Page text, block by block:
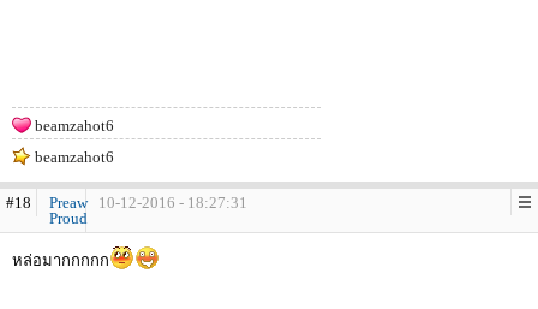
beamzahot6
beamzahot6
#18
Preaw
Proud
10-12-2016 - 18:27:31
หล่อมากกกกก